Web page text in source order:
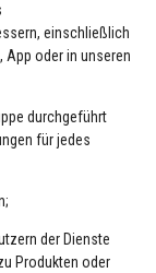
einschließlich
App oder in unseren
durchgeführt
für jedes
der Dienste
Produkten oder